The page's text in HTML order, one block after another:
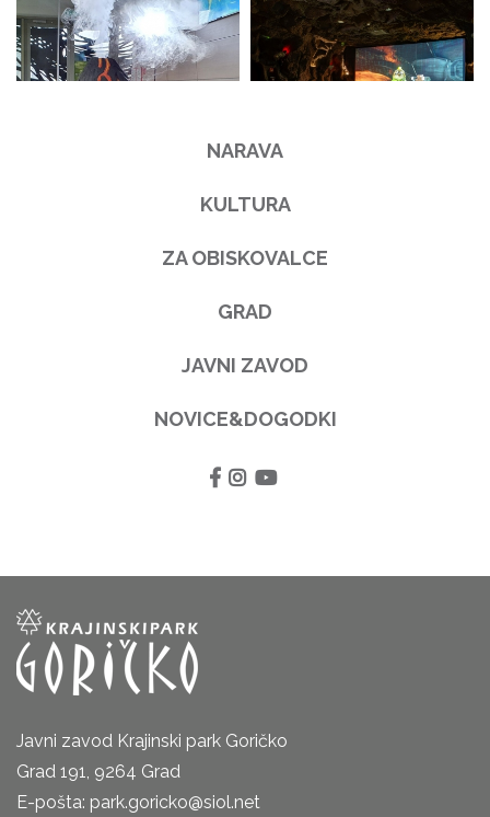
NARAVA
KULTURA
ZA OBISKOVALCE
GRAD
JAVNI ZAVOD
NOVICE&DOGODKI
Javni zavod Krajinski park Goričko
Grad 191, 9264 Grad
E-pošta: park.goricko@siol.net